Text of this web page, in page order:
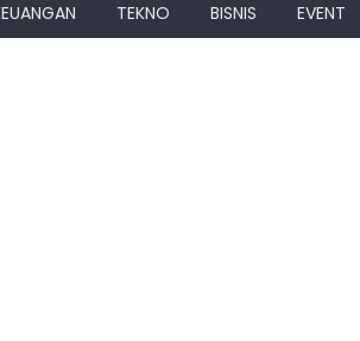
TEKNO BISNIS EVENT